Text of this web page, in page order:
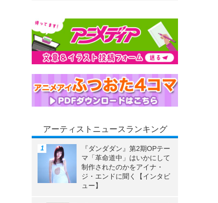
アーティストニュースランキング
『ダンダダン』第2期OPテー
マ「革命道中」はいかにして
制作されたのかをアイナ・
ジ・エンドに聞く【インタビ
ュー】